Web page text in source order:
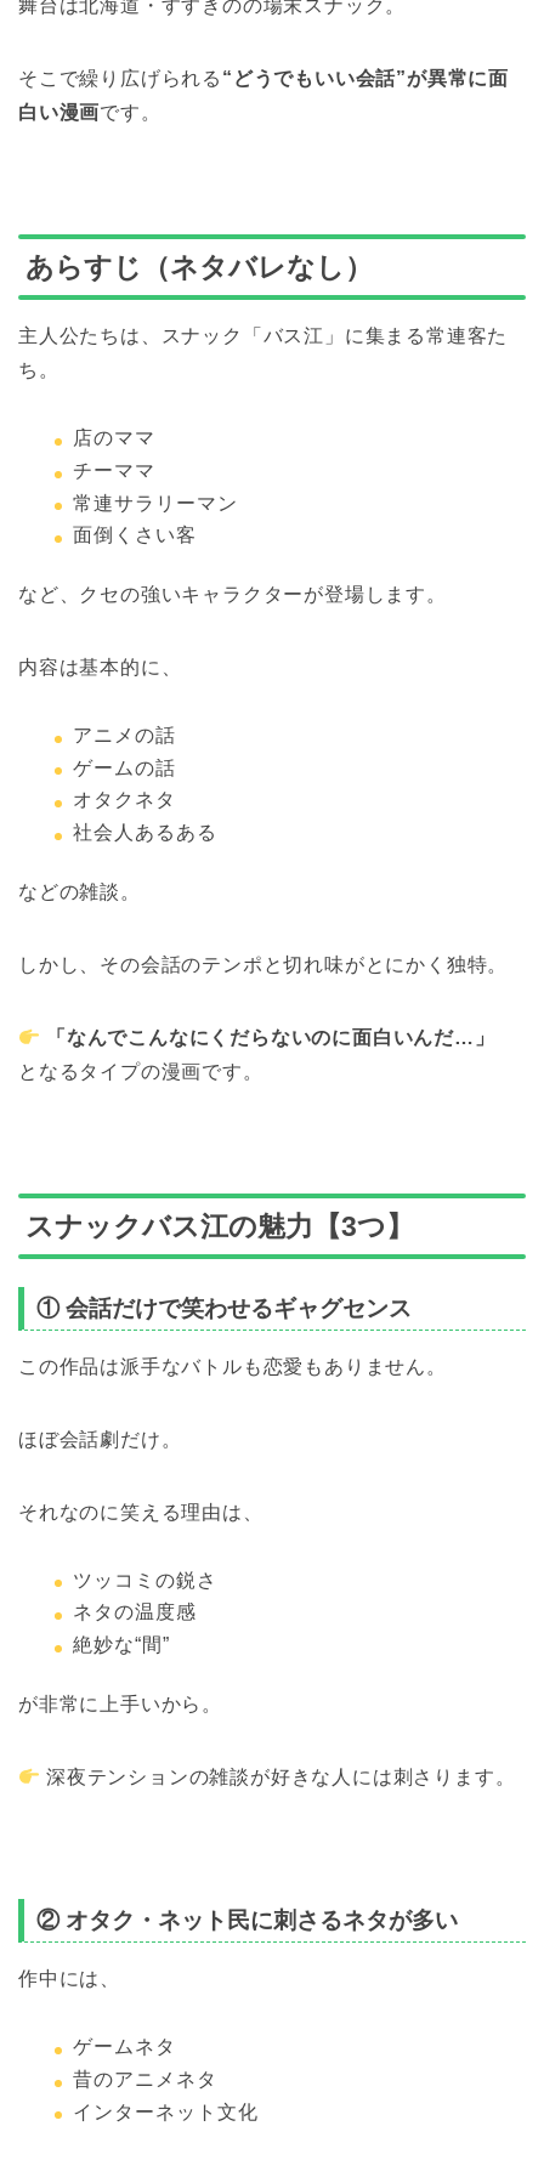
舞台は北海道・すすきのの場末スナック。
そこで繰り広げられる “どうでもいい会話”が異常に面
白い漫画です。
あらすじ（ネタバレなし）
主人公たちは、スナック「バス江」に集まる常連客た
ち。
店のママ
チーママ
常連サラリーマン
面倒くさい客
など、クセの強いキャラクターが登場します。
内容は基本的に、
アニメの話
ゲームの話
オタクネタ
社会人あるある
などの雑談。
しかし、その会話のテンポと切れ味がとにかく独特。
「なんでこんなにくだらないのに面白いんだ…」
となるタイプの漫画です。
スナックバス江の魅力【3つ】
① 会話だけで笑わせるギャグセンス
この作品は派手なバトルも恋愛もありません。
ほぼ会話劇だけ。
それなのに笑える理由は、
ツッコミの鋭さ
ネタの温度感
絶妙な“間”
が非常に上手いから。
深夜テンションの雑談が好きな人には刺さります。
② オタク・ネット民に刺さるネタが多い
作中には、
ゲームネタ
昔のアニメネタ
インターネット文化